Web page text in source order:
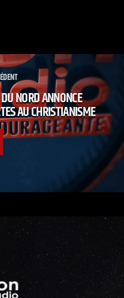
NORD ANNONCE
AU CHRISTIANISME